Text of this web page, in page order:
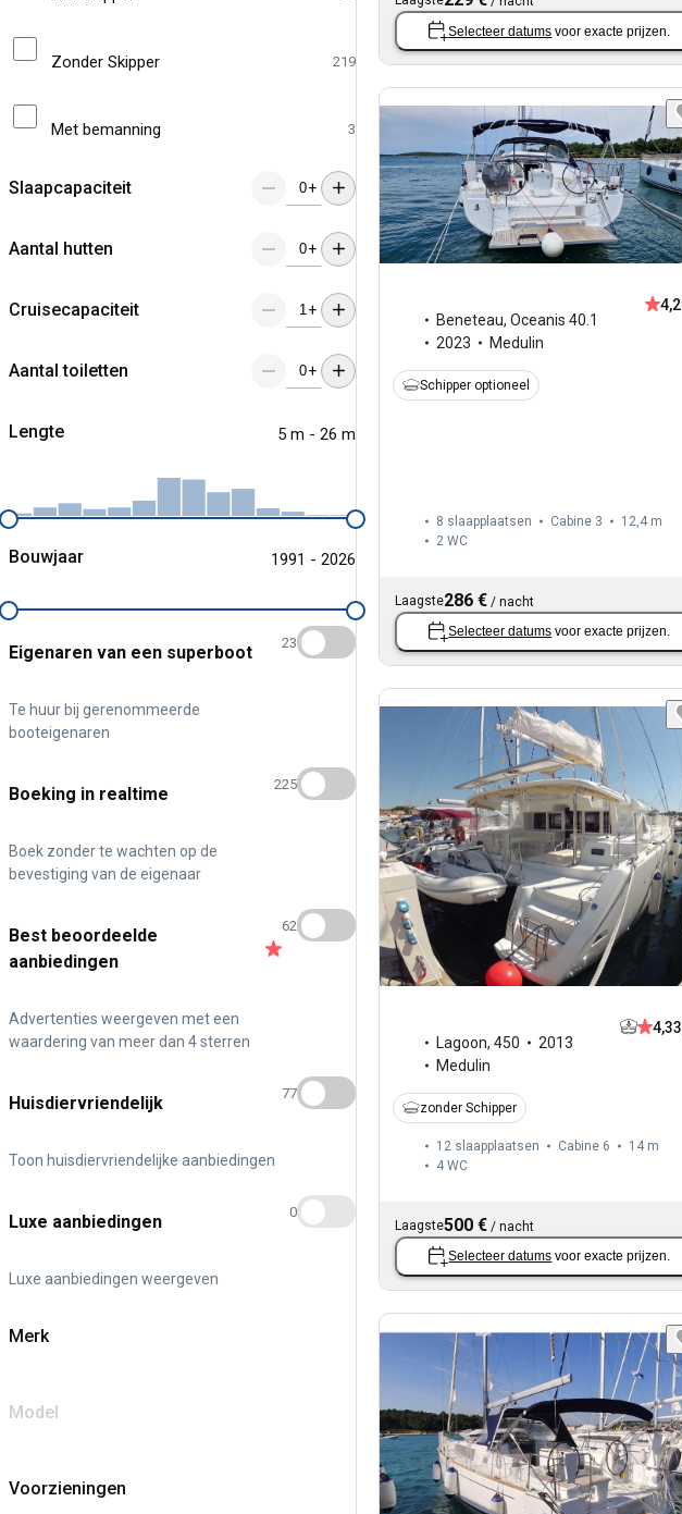
Zonder Skipper 219
Met bemanning 3
Slaapcapaciteit +
Aantal hutten +
Cruisecapaciteit +
Aantal toiletten +
Lengte 5 m - 26 m
Bouwjaar 1991 - 2026
Eigenaren van een superboot
Te huur bij gerenommeerde
booteigenaren
23
Boeking in realtime
Boek zonder te wachten op de
bevestiging van de eigenaar
225
Best beoordeelde
aanbiedingen
Advertenties weergeven met een
waardering van meer dan 4 sterren
62
Huisdiervriendelijk
Toon huisdiervriendelijke aanbiedingen
77
Luxe aanbiedingen
Luxe aanbiedingen weergeven
0
Merk
Model
Voorzieningen
Selecteer datums voor exacte prijzen.
Beneteau, Oceanis 40.1
2023
Medulin
Schipper optioneel
8 slaapplaatsen Cabine 3
12,4 m
2 WC
Laagste286 € / nacht
Selecteer datums voor exacte prijzen.
Lagoon, 450
2013
Medulin
4,33
zonder Schipper
12 slaapplaatsen Cabine 6
14 m
4 WC
Laagste500 € / nacht
Selecteer datums voor exacte prijzen.